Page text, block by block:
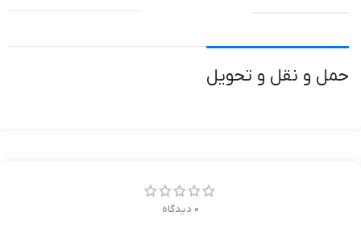
حمل و نقل و تحویل
0 دیدگاه